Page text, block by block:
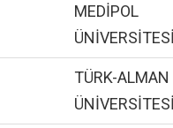
MEDİPOL
TÜRK-ALMAN